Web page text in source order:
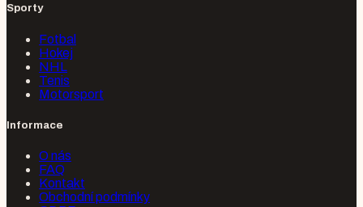
Sporty
Fotbal
Hokej
NHL
Tenis
Motorsport
Informace
O nás
FAQ
Kontakt
Obchodní podmínky